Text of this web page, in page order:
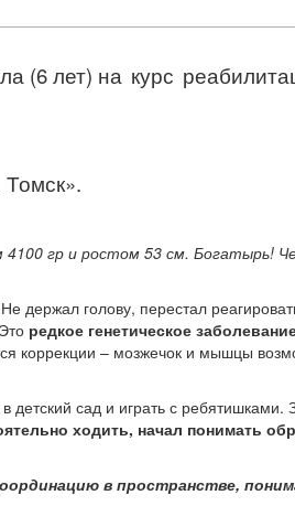
(6 лет) на курс
гр и ростом 53 см. Богатырь!
держал голову, перестал
редкое генетическое
коррекции – мозжечок и мышцы
сад и играть с
ходить, начал понимать
в пространстве,